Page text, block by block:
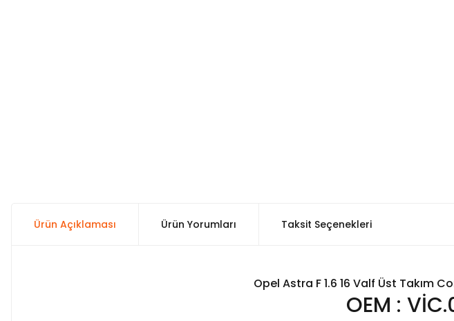
Ürün Açıklaması Ürün Yorumları Taksit Seçenekleri
Opel Astra F 1.6 16 Valf Üst Takım
OEM :